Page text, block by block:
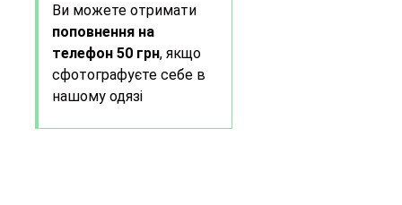
Ви можете отримати
поповнення на
телефон 50 грн, якщо
сфотографуєте себе в
нашому одязі